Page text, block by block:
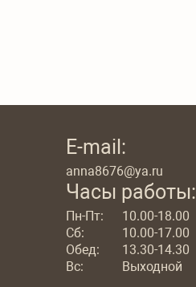
E-mail:
anna8676@ya.ru
Часы работы:
Пн-Пт:
10.00-18.00
Сб:
10.00-17.00
Обед:
13.30-14.30
Вс:
Выходной